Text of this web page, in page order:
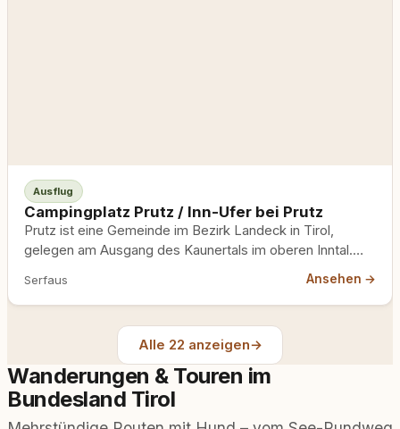
Ausflug
Campingplatz Prutz / Inn-Ufer bei Prutz
Prutz ist eine Gemeinde im Bezirk Landeck in Tirol,
gelegen am Ausgang des Kaunertals im oberen Inntal.
Serfaus Ansehen →
Alle 22 anzeigen→
Wanderungen & Touren im
Bundesland Tirol